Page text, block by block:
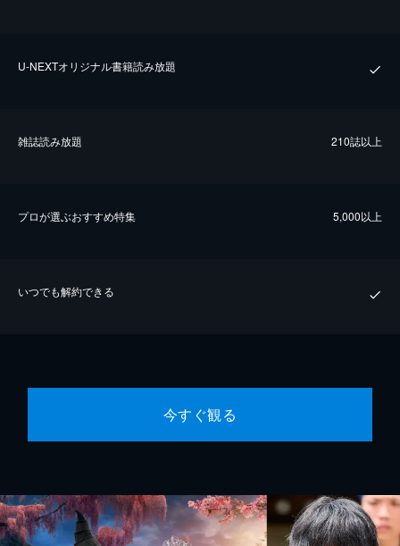
U-NEXTオリジナル書籍読み放題
雑誌読み放題 210誌以上
プロが選ぶおすすめ特集 5,000以上
いつでも解約できる
今すぐ観る